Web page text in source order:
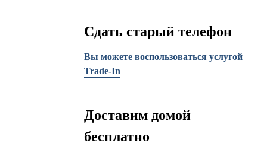
Сдать старый телефон
Вы можете воспользоваться услугой
Trade-In
Доставим домой
бесплатно